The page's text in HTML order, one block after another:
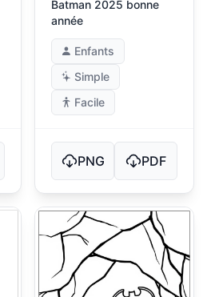
Batman 2025 bonne
année
Enfants
Simple
Facile
PNG PDF